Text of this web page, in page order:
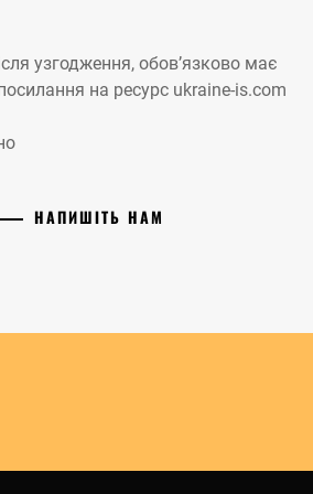
узгодження, обов’язково має
на ресурс ukraine-is.com
НАПИШІТЬ НАМ